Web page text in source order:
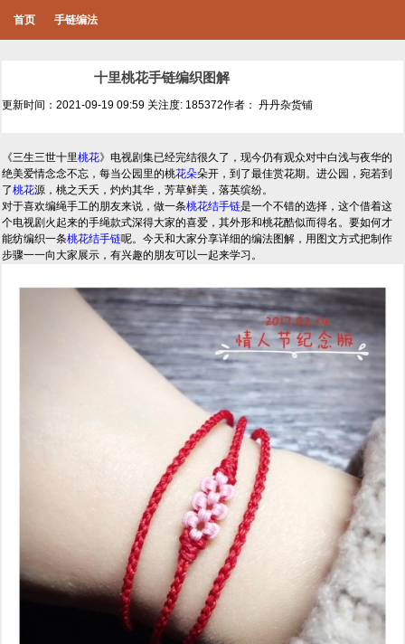
首页 手链编法
十里桃花手链编织图解
更新时间：2021-09-19 09:59 关注度: 185372作者： 丹丹杂货铺
《三生三世十里桃花》电视剧集已经完结很久了，现今仍有观众对中白浅与夜华的
绝美爱情念念不忘，每当公园里的桃花朵朵开，到了最佳赏花期。进公园，宛若到
了桃花源，桃之夭夭，灼灼其华，芳草鲜美，落英缤纷。
对于喜欢编绳手工的朋友来说，做一条桃花结手链是一个不错的选择，这个借着这
个电视剧火起来的手绳款式深得大家的喜爱，其外形和桃花酷似而得名。要如何才
能纺编织一条桃花结手链呢。今天和大家分享详细的编法图解，用图文方式把制作
步骤一一向大家展示，有兴趣的朋友可以一起来学习。